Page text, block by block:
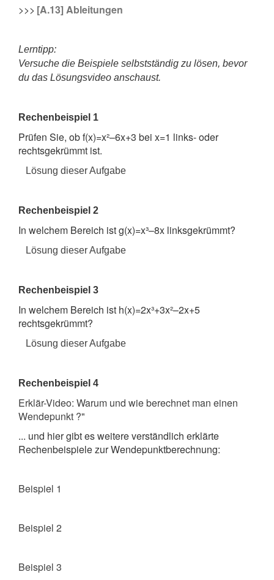
>>> [A.13] Ableitungen
Lerntipp:
Versuche die Beispiele selbstständig zu lösen, bevor
du das Lösungsvideo anschaust.
Rechenbeispiel 1
Prüfen Sie, ob f(x)=x²–6x+3 bei x=1 links- oder
rechtsgekrümmt ist.
Lösung dieser Aufgabe
Rechenbeispiel 2
In welchem Bereich ist g(x)=x³–8x linksgekrümmt?
Lösung dieser Aufgabe
Rechenbeispiel 3
In welchem Bereich ist h(x)=2x³+3x²–2x+5
rechtsgekrümmt?
Lösung dieser Aufgabe
Rechenbeispiel 4
Erklär-Video: Warum und wie berechnet man einen
Wendepunkt ?"
... und hier gibt es weitere verständlich erklärte
Rechenbeispiele zur Wendepunktberechnung:
Beispiel 1
Beispiel 2
Beispiel 3